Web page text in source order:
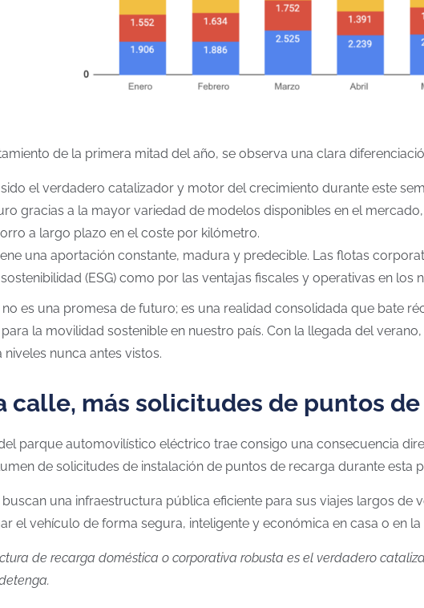
de la primera mitad del año, se observa una clara
el verdadero catalizador y motor del crecimiento durante este
gracias a la mayor variedad de modelos disponibles en el
a largo plazo en el coste por kilómetro.
una aportación constante, madura y predecible. Las flotas
(ESG) como por las ventajas fiscales y operativas en los
es una promesa de futuro; es una realidad consolidada que bate
la movilidad sostenible en nuestro país. Con la llegada del
nunca antes vistos.
calle, más solicitudes de puntos
parque automovilístico eléctrico trae consigo una consecuencia
de solicitudes de instalación de puntos de recarga durante esta
una infraestructura pública eficiente para sus viajes largos de
el vehículo de forma segura, inteligente y económica en casa o en la
de recarga doméstica o corporativa robusta es el verdadero